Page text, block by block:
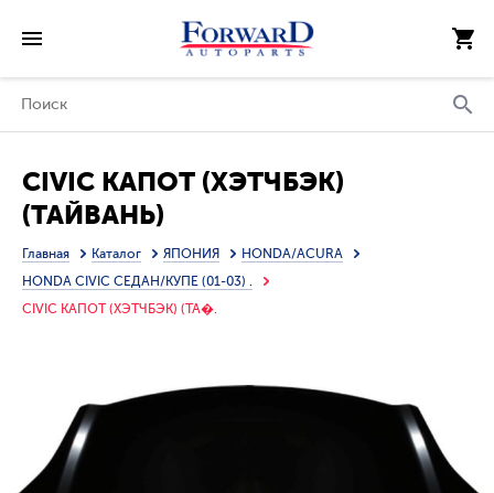
CIVIC КАПОТ (ХЭТЧБЭК)
(ТАЙВАНЬ)
Главная Каталог ЯПОНИЯ
HONDA/ACURA
HONDA CIVIC СЕДАН/КУПЕ (01-03) .
CIVIC КАПОТ (ХЭТЧБЭК) (ТА�.